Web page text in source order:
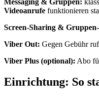
Messaging & Gruppen:
Videoanrufe funktionieren
Screen-Sharing &
Viber Out: Gegen Gebühr
Viber Plus (optional): Abo
Einrichtung: So